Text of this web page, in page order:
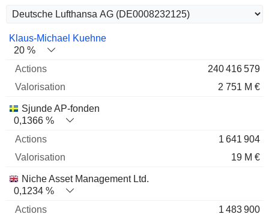
Nom Actions % Valorisation
Klaus-Michael Kuehne
20 %
240 416 579
2 751 M €
Sjunde AP-fonden
0,1366 %
1 641 904
19 M €
Niche Asset Management Ltd.
0,1234 %
1 483 900